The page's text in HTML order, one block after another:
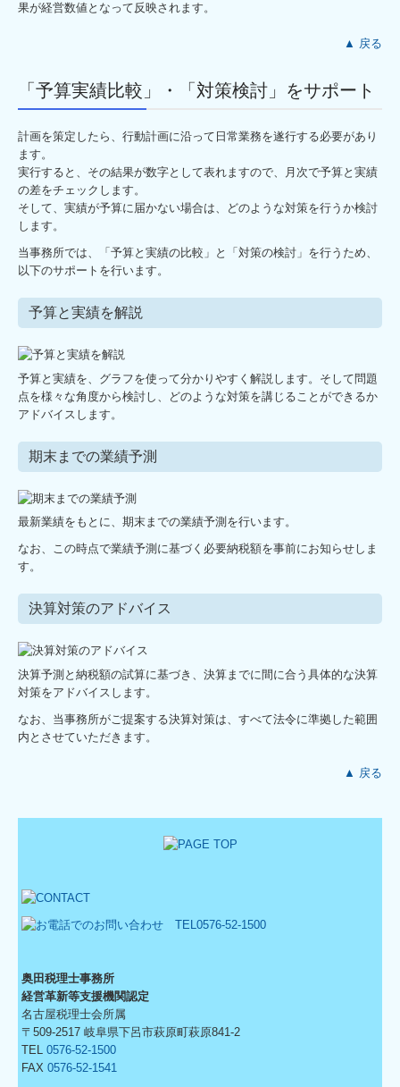
果が経営数値となって反映されます。
▲ 戻る
「予算実績比較」・「対策検討」をサポート
計画を策定したら、行動計画に沿って日常業務を遂行する必要があり
ます。
実行すると、その結果が数字として表れますので、月次で予算と実績
の差をチェックします。
そして、実績が予算に届かない場合は、どのような対策を行うか検討
します。
当事務所では、「予算と実績の比較」と「対策の検討」を行うため、
以下のサポートを行います。
予算と実績を解説
予算と実績を、グラフを使って分かりやすく解説します。そして問題
点を様々な角度から検討し、どのような対策を講じることができるか
アドバイスします。
期末までの業績予測
最新業績をもとに、期末までの業績予測を行います。
なお、この時点で業績予測に基づく必要納税額を事前にお知らせしま
す。
決算対策のアドバイス
決算予測と納税額の試算に基づき、決算までに間に合う具体的な決算
対策をアドバイスします。
なお、当事務所がご提案する決算対策は、すべて法令に準拠した範囲
内とさせていただきます。
▲ 戻る
奥田税理士事務所
経営革新等支援機関認定
名古屋税理士会所属
〒509-2517 岐阜県下呂市萩原町萩原841-2
TEL0576-52-1500
FAX0576-52-1541